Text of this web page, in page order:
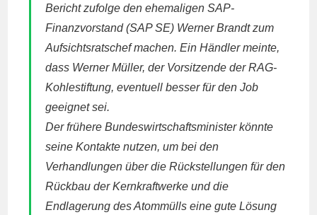
Bericht zufolge den ehemaligenSAP-
Finanzvorstand (SAPSE) Werner Brandt zum
Aufsichtsratschef machen. Ein Händler meinte,
dass Werner Müller, der Vorsitzende derRAG-
Kohlestiftung, eventuell besser für den Job
geeignet sei.
Der frühere Bundeswirtschaftsminister könnte
seine Kontakte nutzen, um bei den
Verhandlungen über die Rückstellungen für den
Rückbau der Kernkraftwerke und die
Endlagerung des Atommülls eine gute Lösung